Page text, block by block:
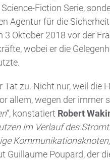
Science-Fiction Serie,
Agentur für die
Oktober 2018 vor der
wobei er die
Tat zu. Nicht nur, weil die
allem, wegen der immer
“, konstatiert Robert
im Verlauf des
Guillaume Poupard, der